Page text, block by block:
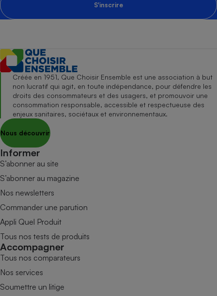
S'inscrire
Créée en 1951, Que Choisir Ensemble est une association à but
non lucratif qui agit, en toute indépendance, pour défendre les
droits des consommateurs et des usagers, et promouvoir une
consommation responsable, accessible et respectueuse des
enjeux sanitaires, sociétaux et environnementaux.
Nous découvrir
Informer
S’abonner au site
S’abonner au magazine
Nos newsletters
Commander une parution
Appli Quel Produit
Tous nos tests de produits
Accompagner
Tous nos comparateurs
Nos services
Soumettre un litige